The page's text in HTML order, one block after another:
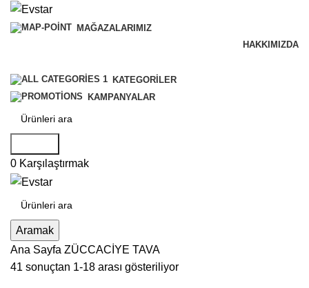
MAĞAZALARIMIZ
HAKKIMIZDA
KATEGORILER
KAMPANYALAR
0 Karşılaştırmak
Aramak
Ana Sayfa ZÜCCACİYE TAVA
41 sonuçtan 1-18 arası gösteriliyor